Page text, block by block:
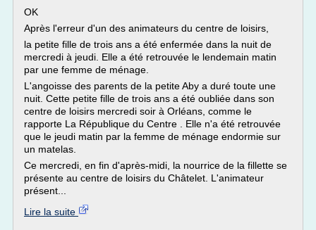
OK
Après l'erreur d'un des animateurs du centre de loisirs,
la petite fille de trois ans a été enfermée dans la nuit de
mercredi à jeudi. Elle a été retrouvée le lendemain matin
par une femme de ménage.
L'angoisse des parents de la petite Aby a duré toute une
nuit. Cette petite fille de trois ans a été oubliée dans son
centre de loisirs mercredi soir à Orléans, comme le
rapporte La République du Centre . Elle n'a été retrouvée
que le jeudi matin par la femme de ménage endormie sur
un matelas.
Ce mercredi, en fin d'après-midi, la nourrice de la fillette se
présente au centre de loisirs du Châtelet. L'animateur
présent...
Lire la suite